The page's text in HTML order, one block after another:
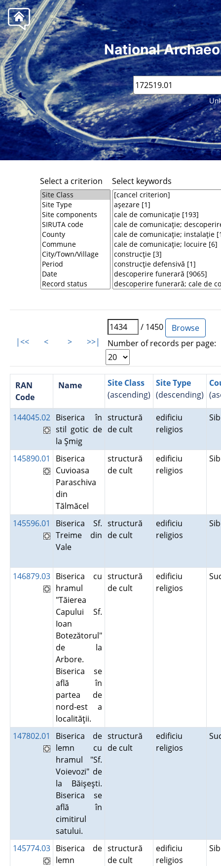
National
Select a criterion Select keywords
|<< < > >>|
/ 1450
Number of records per page:
RAN
Code
Name
Site Class
(ascending)
Site Type
(descending)
144045.02 Biserica în
stil gotic de
la Şmig
structură
de cult
edificiu
religios
145890.01
Biserica
Cuvioasa
Paraschiva
din
Tălmăcel
structură
de cult
edificiu
religios
145596.01
Biserica Sf.
Treime din
Vale
structură
de cult
edificiu
religios
146879.03 Biserica cu
hramul
"Tăierea
Capului Sf.
Ioan
Botezătorul"
de la
Arbore.
Biserica se
află în
partea de
nord-est a
localităţii.
structură
de cult
edificiu
religios
147802.01
Biserica de
lemn cu
hramul "Sf.
Voievozi" de
la Băişeşti.
Biserica se
află în
cimitirul
satului.
structură
de cult
edificiu
religios
145774.03 Biserica de
lemn
structură
de cult
edificiu
religios